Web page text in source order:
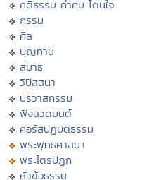
คติธรรม คำคม โดนใจ
กรรม
ศีล
บุญทาน
สมาธิ
วิปัสสนา
ปริวาสกรรม
ฟังสวดมนต์
คอร์สปฏิบัติธรรม
พระพุทธศาสนา
พระไตรปิฏก
หัวข้อธรรม